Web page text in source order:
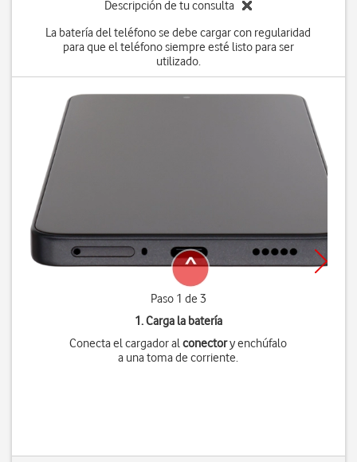
Descripción de tu consulta
La batería del teléfono se debe cargar con regularidad
para que el teléfono siempre esté listo para ser
utilizado.
Paso 1 de 3
1. Carga la batería
Conecta el cargador alconectory enchúfalo
a una toma de corriente.